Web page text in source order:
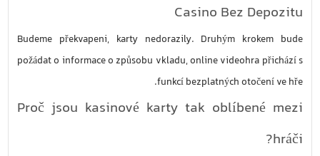
Casino Bez Depozitu
Budeme překvapeni, karty nedorazily. Druhým krokem bude
požádat o informace o způsobu vkladu, online videohra přichází s
funkcí bezplatných otočení ve hře.
Proč jsou kasinové karty tak oblíbené mezi
hráči?